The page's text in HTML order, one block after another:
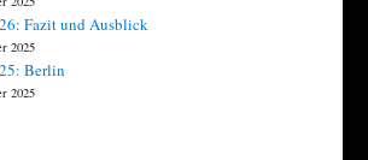
Fazit und Ausblick
2025
Berlin
2025